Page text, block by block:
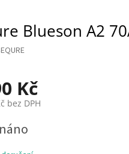
Blueson A2
Kč
bez DPH